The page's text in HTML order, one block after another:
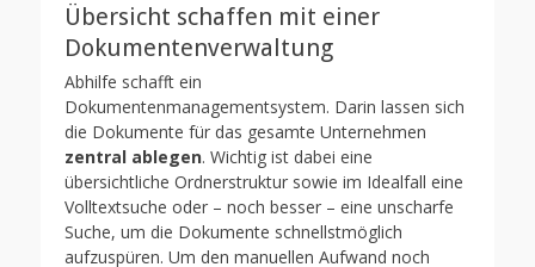
Übersicht schaffen mit einer
Dokumentenverwaltung
Abhilfe schafft ein
Dokumentenmanagementsystem. Darin lassen sich
die Dokumente für das gesamte Unternehmen
zentral ablegen. Wichtig ist dabei eine
übersichtliche Ordnerstruktur sowie im Idealfall eine
Volltextsuche oder – noch besser – eine unscharfe
Suche, um die Dokumente schnellstmöglich
aufzuspüren. Um den manuellen Aufwand noch